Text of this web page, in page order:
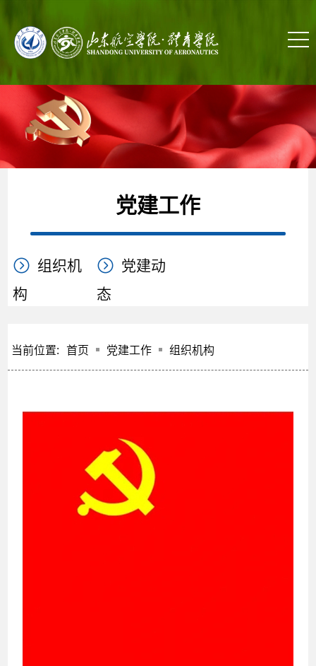
党建工作
组织机
构
党建动
态
当前位置: 首页 党建工作 组织机构